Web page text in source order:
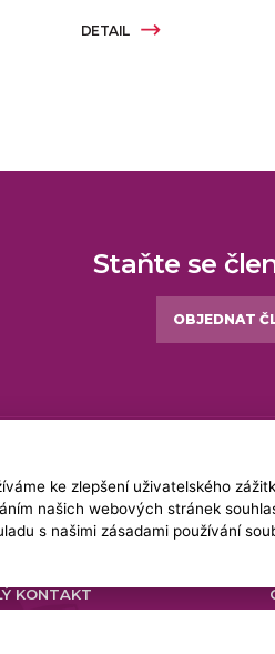
DETAIL
Staňte se
OBJEDNAT
KONTAKT
ke zlepšení uživatelského
našich webových stránek
s našimi zásadami používání